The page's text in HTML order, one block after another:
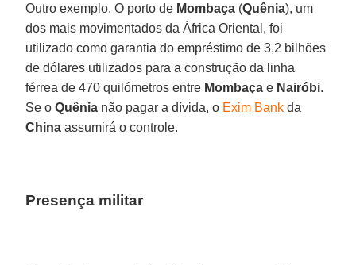
Outro exemplo. O porto de Mombaça (Quênia), um
dos mais movimentados da África Oriental, foi
utilizado como garantia do empréstimo de 3,2 bilhões
de dólares utilizados para a construção da linha
férrea de 470 quilómetros entre Mombaça e Nairóbi.
Se oQuênia não pagar a dívida, o Exim Bank da
China assumirá o controle.
Presença militar